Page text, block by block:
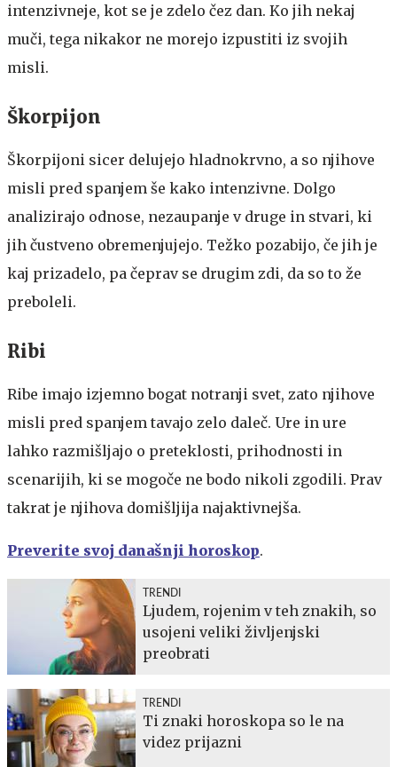
intenzivneje, kot se je zdelo čez dan. Ko jih nekaj
muči, tega nikakor ne morejo izpustiti iz svojih
misli.
Škorpijon
Škorpijoni sicer delujejo hladnokrvno, a so njihove
misli pred spanjem še kako intenzivne. Dolgo
analizirajo odnose, nezaupanje v druge in stvari, ki
jih čustveno obremenjujejo. Težko pozabijo, če jih je
kaj prizadelo, pa čeprav se drugim zdi, da so to že
preboleli.
Ribi
Ribe imajo izjemno bogat notranji svet, zato njihove
misli pred spanjem tavajo zelo daleč. Ure in ure
lahko razmišljajo o preteklosti, prihodnosti in
scenarijih, ki se mogoče ne bodo nikoli zgodili. Prav
takrat je njihova domišljija najaktivnejša.
Preverite svoj današnji horoskop.
TRENDI
Ljudem, rojenim v teh znakih, so
usojeni veliki življenjski
preobrati
TRENDI
Ti znaki horoskopa so le na
videz prijazni